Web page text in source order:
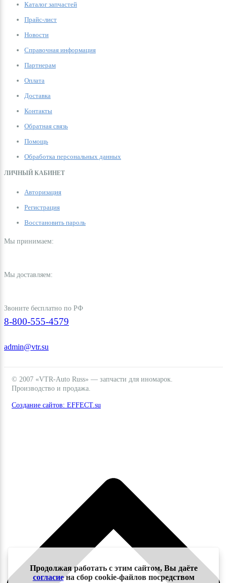
Каталог запчастей
Прайс-лист
Новости
Справочная информация
Партнерам
Оплата
Доставка
Контакты
Обратная связь
Помощь
Обработка персональных данных
ЛИЧНЫЙ КАБИНЕТ
Авторизация
Регистрация
Восстановить пароль
Мы принимаем:
Мы доставляем:
Звоните бесплатно по РФ
8-800-555-4579
admin@vtr.su
© 2007 «VTR-Auto Russ» — запчасти для иномарок.
Производство и продажа.
Создание сайтов: EFFECT.su
Продолжая работать с этим сайтом, Вы даёте
согласиена сбор cookie-файлов посредством